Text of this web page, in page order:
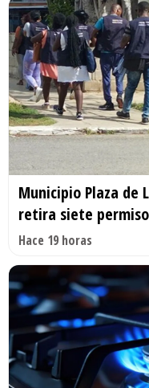
Municipio Plaza de
retira siete
Hace 19 horas